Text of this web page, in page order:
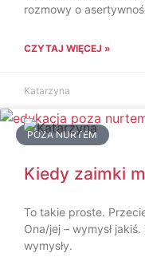
rozmowy o
CZYTAJ WIĘCEJ »
Katarzyna
POZA NURTEM
Kiedy zaimki
To takie proste.
Ona/jej – wymysł
wymysły.